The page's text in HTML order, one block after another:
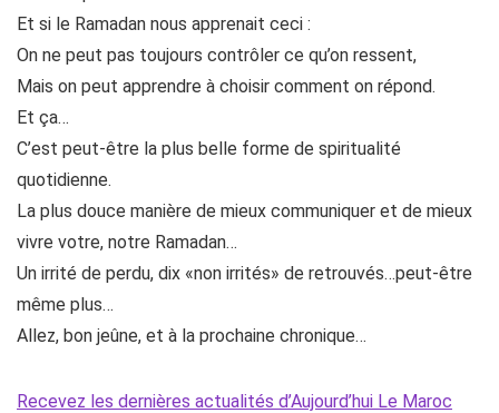
Et si le Ramadan nous apprenait ceci :
On ne peut pas toujours contrôler ce qu’on ressent,
Mais on peut apprendre à choisir comment on répond.
Et ça…
C’est peut-être la plus belle forme de spiritualité
quotidienne.
La plus douce manière de mieux communiquer et de mieux
vivre votre, notre Ramadan…
Un irrité de perdu, dix «non irrités» de retrouvés…peut-être
même plus…
Allez, bon jeûne, et à la prochaine chronique…
Recevez les dernières actualités d’Aujourd’hui Le Maroc